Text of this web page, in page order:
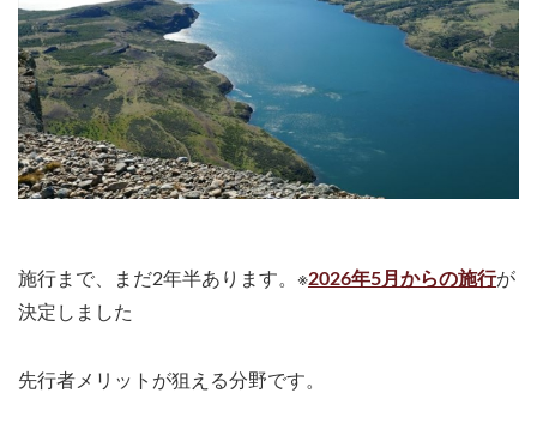
施行まで、まだ2年半あります。※2026年5月からの施行が
決定しました
先行者メリットが狙える分野です。